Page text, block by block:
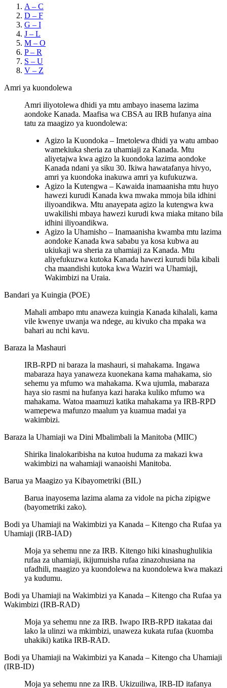
A – C
D – F
G – I
J – L
M – O
P – R
S – U
V – Z
Amri ya kuondolewa
Amri iliyotolewa dhidi ya mtu ambayo inasema lazima
aondoke Kanada. Maafisa wa CBSA au IRB hufanya aina
tatu za maagizo ya kuondolewa:
Agizo la Kuondoka – Imetolewa dhidi ya watu ambao
wamekiuka sheria za uhamiaji za Kanada. Mtu
aliyetajwa kwa agizo la kuondoka lazima aondoke
Kanada ndani ya siku 30. Ikiwa hawatafanya hivyo,
amri ya kuondoka inakuwa amri ya kufukuzwa.
Agizo la Kutengwa – Kawaida inamaanisha mtu huyo
hawezi kurudi Kanada kwa mwaka mmoja bila idhini
iliyoandikwa. Mtu anayepata agizo la kutengwa kwa
uwakilishi mbaya hawezi kurudi kwa miaka mitano bila
idhini iliyoandikwa.
Agizo la Uhamisho – Inamaanisha kwamba mtu lazima
aondoke Kanada kwa sababu ya kosa kubwa au
ukiukaji wa sheria za uhamiaji za Kanada. Mtu
aliyefukuzwa kutoka Kanada hawezi kurudi bila kibali
cha maandishi kutoka kwa Waziri wa Uhamiaji,
Wakimbizi na Uraia.
Bandari ya Kuingia (POE)
Mahali ambapo mtu anaweza kuingia Kanada kihalali, kama
vile kwenye uwanja wa ndege, au kivuko cha mpaka wa
bahari au nchi kavu.
Baraza la Mashauri
IRB-RPD ni baraza la mashauri, si mahakama. Ingawa
mabaraza haya yanaweza kuonekana kama mahakama, sio
sehemu ya mfumo wa mahakama. Kwa ujumla, mabaraza
haya sio rasmi na hufanya kazi haraka kuliko mfumo wa
mahakama. Watoa maamuzi katika mahakama ya IRB-RPD
wamepewa mafunzo maalum ya kuamua madai ya
wakimbizi.
Baraza la Uhamiaji wa Dini Mbalimbali la Manitoba (MIIC)
Shirika linalokaribisha na kutoa huduma za makazi kwa
wakimbizi na wahamiaji wanaoishi Manitoba.
Barua ya Maagizo ya Kibayometriki (BIL)
Barua inayosema lazima alama za vidole na picha zipigwe
(bayometriki zako).
Bodi ya Uhamiaji na Wakimbizi ya Kanada – Kitengo cha Rufaa ya
Uhamiaji (IRB-IAD)
Moja ya sehemu nne za IRB. Kitengo hiki kinashughulikia
rufaa za uhamiaji, ikijumuisha rufaa zinazohusiana na
ufadhili, maagizo ya kuondolewa na kuondolewa kwa makazi
ya kudumu.
Bodi ya Uhamiaji na Wakimbizi ya Kanada – Kitengo cha Rufaa ya
Wakimbizi (IRB-RAD)
Moja ya sehemu nne za IRB. Iwapo IRB-RPD itakataa dai
lako la ulinzi wa mkimbizi, unaweza kukata rufaa (kuomba
uhakiki) katika IRB-RAD.
Bodi ya Uhamiaji na Wakimbizi ya Kanada – Kitengo cha Uhamiaji
(IRB-ID)
Moja ya sehemu nne za IRB. Ukizuiliwa, IRB-ID itafanya